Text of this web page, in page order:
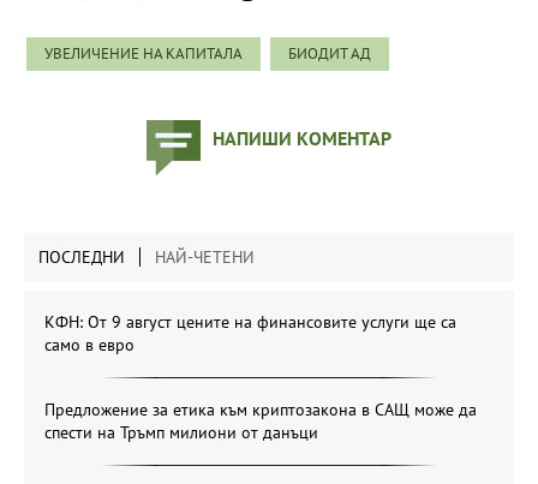
УВЕЛИЧЕНИЕ НА КАПИТАЛА БИОДИТ АД
НАПИШИ КОМЕНТАР
ПОСЛЕДНИ НАЙ-ЧЕТЕНИ
КФН: От 9 август цените на финансовите услуги ще са
само в евро
Предложение за етика към криптозакона в САЩ може да
спести на Тръмп милиони от данъци